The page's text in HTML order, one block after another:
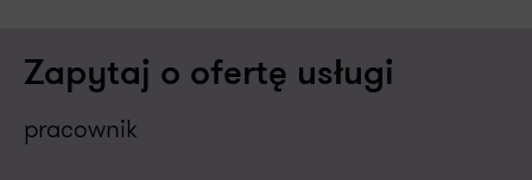
Zapytaj o ofertę usługi
pracownik